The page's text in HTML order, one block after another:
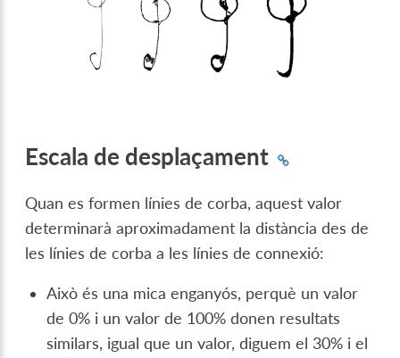
Escala de desplaçament
Quan es formen línies de corba, aquest valor
determinarà aproximadament la distància des de
les línies de corba a les línies de connexió:
Això és una mica enganyós, perquè un valor
de 0% i un valor de 100% donen resultats
similars, igual que un valor, diguem el 30% i el